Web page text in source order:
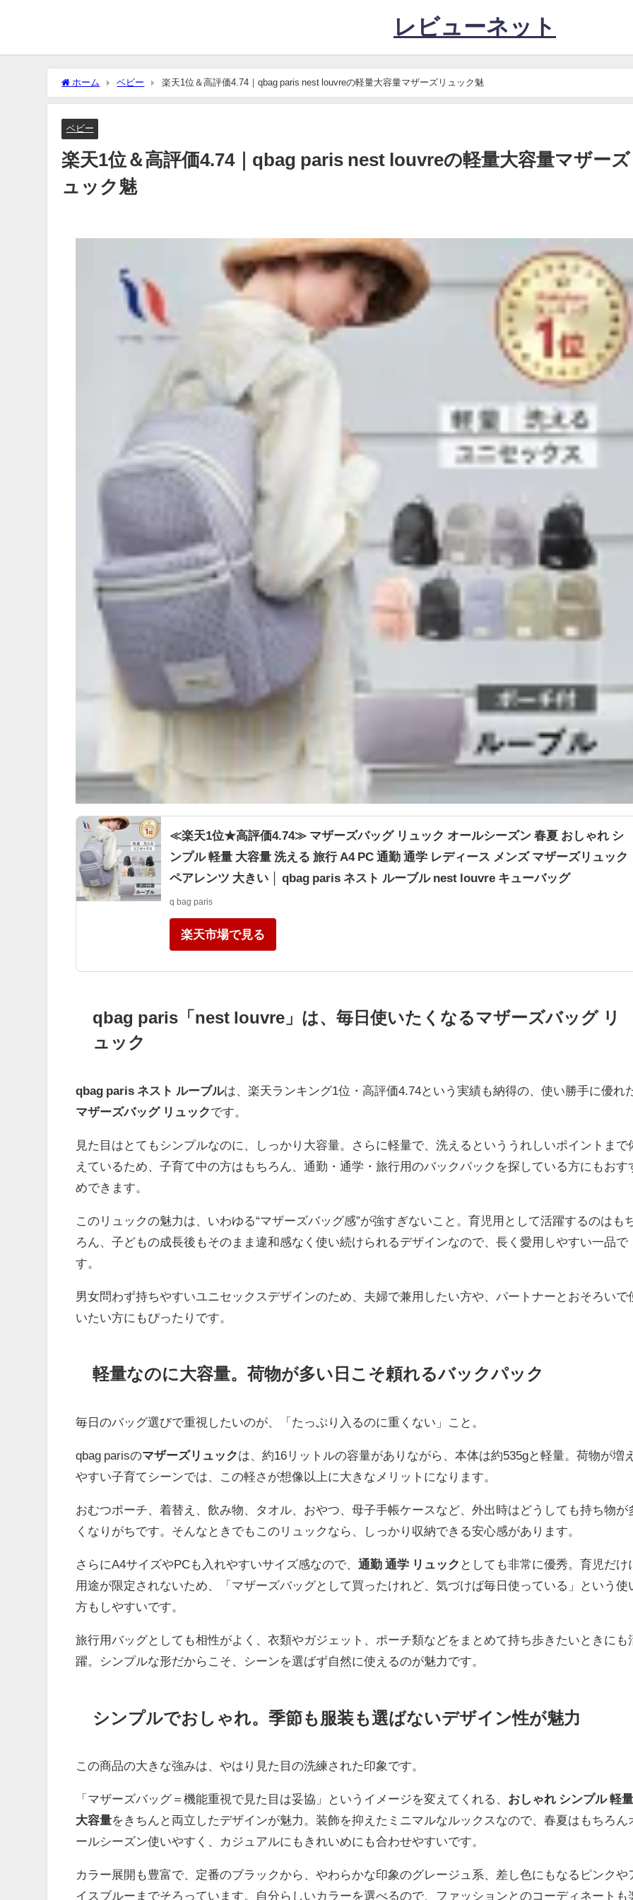
レビューネット
ホーム ベビー 楽天1位＆高評価4.74｜qbag paris nest louvreの軽量大容量マザーズリュック魅
ベビー
楽天1位＆高評価4.74｜qbag paris nest louvreの軽量大容量マザーズ
ュック魅
≪楽天1位★高評価4.74≫ マザーズバッグ リュック オールシーズン 春夏 おしゃれ シ
ンプル 軽量 大容量 洗える 旅行 A4 PC 通勤 通学 レディース メンズ マザーズリュック
ペアレンツ 大きい │ qbag paris ネスト ルーブル nest louvre キューバッグ
q bag paris
楽天市場で見る
qbag paris「nest louvre」は、毎日使いたくなるマザーズバッグ リ
ュック
qbag paris ネスト ルーブルは、楽天ランキング1位・高評価4.74という実績も納得の、使い勝手に優れ
マザーズバッグ リュックです。
見た目はとてもシンプルなのに、しっかり大容量。さらに軽量で、洗えるといううれしいポイントまで
えているため、子育て中の方はもちろん、通勤・通学・旅行用のバックパックを探している方にもおす
めできます。
このリュックの魅力は、いわゆる“マザーズバッグ感”が強すぎないこと。育児用として活躍するのはも
ろん、子どもの成長後もそのまま違和感なく使い続けられるデザインなので、長く愛用しやすい一品で
す。
男女問わず持ちやすいユニセックスデザインのため、夫婦で兼用したい方や、パートナーとおそろいで
いたい方にもぴったりです。
軽量なのに大容量。荷物が多い日こそ頼れるバックパック
毎日のバッグ選びで重視したいのが、「たっぷり入るのに重くない」こと。
qbag parisのマザーズリュックは、約16リットルの容量がありながら、本体は約535gと軽量。荷物が増え
やすい子育てシーンでは、この軽さが想像以上に大きなメリットになります。
おむつポーチ、着替え、飲み物、タオル、おやつ、母子手帳ケースなど、外出時はどうしても持ち物が
くなりがちです。そんなときでもこのリュックなら、しっかり収納できる安心感があります。
さらにA4サイズやPCも入れやすいサイズ感なので、通勤 通学 リュック としても非常に優秀。育児だけ
用途が限定されないため、「マザーズバッグとして買ったけれど、気づけば毎日使っている」という使
方もしやすいです。
旅行用バッグとしても相性がよく、衣類やガジェット、ポーチ類などをまとめて持ち歩きたいときにも
躍。シンプルな形だからこそ、シーンを選ばず自然に使えるのが魅力です。
シンプルでおしゃれ。季節も服装も選ばないデザイン性が魅力
この商品の大きな強みは、やはり見た目の洗練された印象です。
「マザーズバッグ＝機能重視で見た目は妥協」というイメージを変えてくれる、
おしゃれ シンプル 軽量
大容量をきちんと両立したデザインが魅力。装飾を抑えたミニマルなルックスなので、春夏はもちろん
ールシーズン使いやすく、カジュアルにもきれいめにも合わせやすいです。
カラー展開も豊富で、定番のブラックから、やわらかな印象のグレージュ系、差し色にもなるピンクや
イスブルーまでそろっています。自分らしいカラーを選べるので、ファッションとのコーディネートも